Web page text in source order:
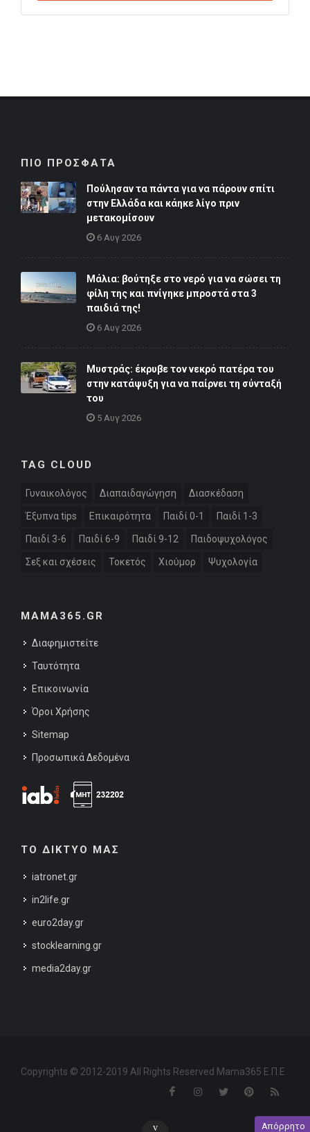
ΠΙΟ ΠΡΟΣΦΑΤΑ
Πούλησαν τα πάντα για να πάρουν σπίτι
στην Ελλάδα και κάηκε λίγο πριν
μετακομίσουν
6 Αυγ 2026
Μάλια: βούτηξε στο νερό για να σώσει τη
φίλη της και πνίγηκε μπροστά στα 3
παιδιά της!
6 Αυγ 2026
Μυστράς: έκρυβε τον νεκρό πατέρα του
στην κατάψυξη για να παίρνει τη σύνταξή
του
5 Αυγ 2026
TAG CLOUD
Γυναικολόγος Διαπαιδαγώγηση Διασκέδαση
Έξυπνα tips Επικαιρότητα Παιδί 0-1 Παιδί 1-3
Παιδί 3-6 Παιδί 6-9 Παιδί 9-12 Παιδοψυχολόγος
Σεξ και σχέσεις Τοκετός Χιούμορ Ψυχολογία
MAMA365.GR
Διαφημιστείτε
Ταυτότητα
Επικοινωνία
Όροι Χρήσης
Sitemap
Προσωπικά Δεδομένα
ΤΟ ΔΙΚΤΥΟ ΜΑΣ
iatronet.gr
in2life.gr
euro2day.gr
stocklearning.gr
media2day.gr
Copyrights © 2012-2019 All Rights Reserved Mama365 Ε.Π.Ε.
Απόρρητο
v